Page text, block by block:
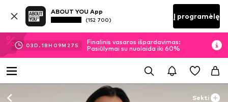
ABOUT YOU App
(152 700) Į programėlę
03D.18H 09M 25 S
Finalinis vasaros išpardavimas:
Pasiūlymai su nuolaida iki 60%
Sekti